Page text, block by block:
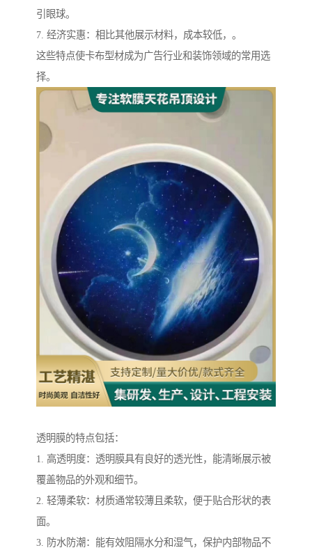
引眼球。
7. 经济实惠：相比其他展示材料，成本较低，。
这些特点使卡布型材成为广告行业和装饰领域的常用选
择。
透明膜的特点包括：
1. 高透明度：透明膜具有良好的透光性，能清晰展示被
覆盖物品的外观和细节。
2. 轻薄柔软：材质通常较薄且柔软，便于贴合形状的表
面。
3. 防水防潮：能有效阻隔水分和湿气，保护内部物品不